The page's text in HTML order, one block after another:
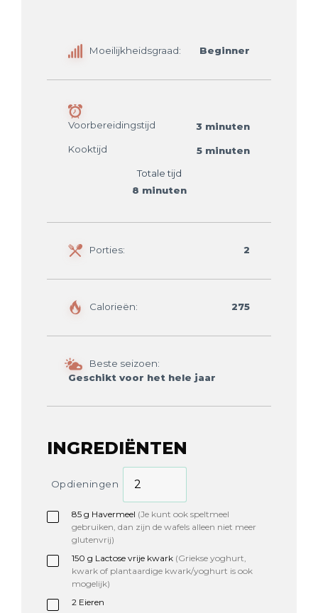
Moeilijkheidsgraad: Beginner
Voorbereidingstijd
3 minuten
Kooktijd
5 minuten
Totale tijd
8 minuten
Porties: 2
Calorieën: 275
Beste seizoen:
Geschikt voor het hele jaar
INGREDIËNTEN
Opdieningen
85 g Havermeel (Je kunt ook speltmeel
gebruiken, dan zijn de wafels alleen niet meer
glutenvrij)
150 g Lactose vrije kwark (Griekse yoghurt,
kwark of plantaardige kwark/yoghurt is ook
mogelijk)
2 Eieren